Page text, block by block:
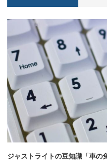
ジャストライトの豆知識「車の